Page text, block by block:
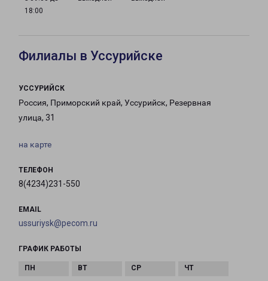
18:00
Филиалы в Уссурийске
УССУРИЙСК
Россия, Приморский край, Уссурийск, Резервная
улица, 31
на карте
ТЕЛЕФОН
8(4234)231-550
EMAIL
ussuriysk@pecom.ru
ГРАФИК РАБОТЫ